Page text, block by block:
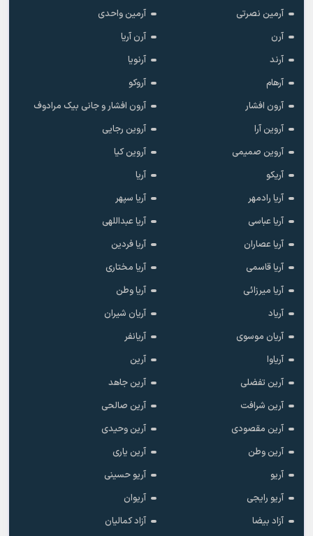
آرمین نصرتی
آرمین واحدی
آرن
آرن آریا
آرند
آرنویا
آرهام
آروکو
آرون افشار
آرون افشار و جانی بیک مرادوف
آروین آرا
آروین رجایی
آروین صمیمی
آروین کیا
آریکو
آریا
آریا رادمهر
آریا سپهر
آریا عباسی
آریا عبداللهی
آریا عصاران
آریا فردین
آریا قاسمی
آریا مختاری
آریا میرزائی
آریا وطن
آریاد
آریان شیران
آریان موسوی
آریانفر
آریاوا
آرین
آرین تفضلی
آرین جاهد
آرین شرافت
آرین صالحی
آرین مقصودی
آرین وحیدی
آرین وطن
آرین یاری
آریو
آریو حسینی
آریو رایجی
آریوان
آزاد بیضا
آزاد کمالیان